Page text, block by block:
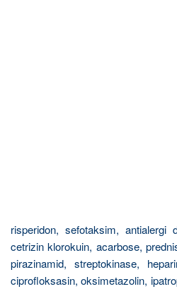
risperidon, sefotaksim, antialergi
cetrizin klorokuin, acarbose,
pirazinamid, streptokinase,
ciprofloksasin, oksimetazolin,